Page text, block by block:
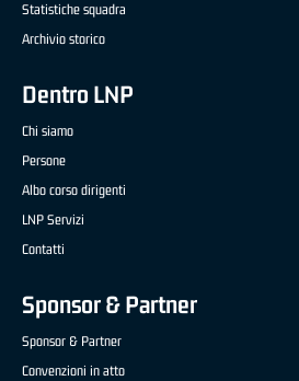
Statistiche squadra
Archivio storico
Dentro LNP
Chi siamo
Persone
Albo corso dirigenti
LNP Servizi
Contatti
Sponsor & Partner
Sponsor & Partner
Convenzioni in atto